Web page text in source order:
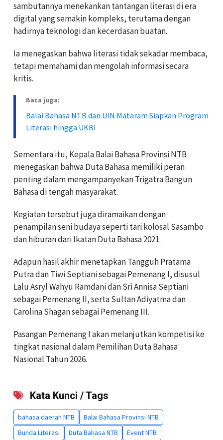
sambutannya menekankan tantangan literasi di era
digital yang semakin kompleks, terutama dengan
hadirnya teknologi dan kecerdasan buatan.
Ia menegaskan bahwa literasi tidak sekadar membaca,
tetapi memahami dan mengolah informasi secara
kritis.
Baca juga:
Balai Bahasa NTB dan UIN Mataram Siapkan Program
Literasi hingga UKBI
Sementara itu, Kepala Balai Bahasa Provinsi NTB
menegaskan bahwa Duta Bahasa memiliki peran
penting dalam mengampanyekan Trigatra Bangun
Bahasa di tengah masyarakat.
Kegiatan tersebut juga diramaikan dengan
penampilan seni budaya seperti tari kolosal Sasambo
dan hiburan dari Ikatan Duta Bahasa 2021.
Adapun hasil akhir menetapkan Tangguh Pratama
Putra dan Tiwi Septiani sebagai Pemenang I, disusul
Lalu Asryl Wahyu Ramdani dan Sri Annisa Septiani
sebagai Pemenang II, serta Sultan Adiyatma dan
Carolina Shagan sebagai Pemenang III.
Pasangan Pemenang I akan melanjutkan kompetisi ke
tingkat nasional dalam Pemilihan Duta Bahasa
Nasional Tahun 2026.
Kata Kunci / Tags
bahasa daerah NTB
Balai Bahasa Provinsi NTB
Bunda Literasi
Duta Bahasa NTB Event NTB